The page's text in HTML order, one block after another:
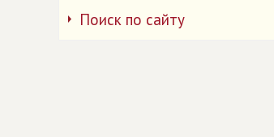
Поиск по сайту